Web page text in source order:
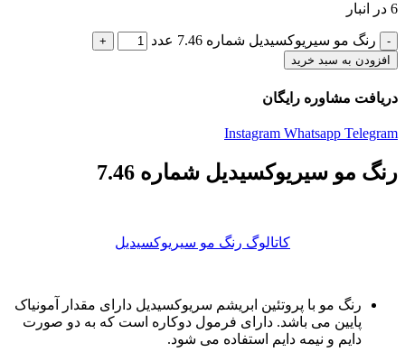
6 در انبار
رنگ مو سیریوکسیدیل شماره 7.46 عدد
افزودن به سبد خرید
دریافت مشاوره رایگان
Instagram Whatsapp Telegram
رنگ مو سیریوکسیدیل شماره 7.46
کاتالوگ رنگ مو سیریوکسیدیل
رنگ مو با پروتئین ابریشم سریوکسیدیل دارای مقدار آمونیاک
پایین می باشد. دارای فرمول دوکاره است که به دو صورت
دایم و نیمه دایم استفاده می شود.